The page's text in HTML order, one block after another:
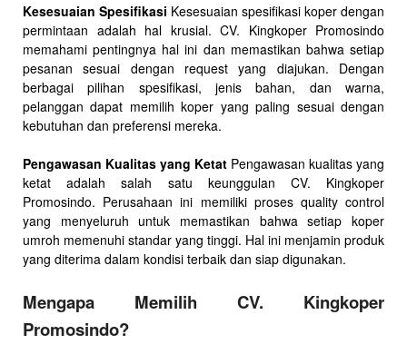
Kesesuaian Spesifikasi Kesesuaian spesifikasi koper dengan
permintaan adalah hal krusial. CV. Kingkoper Promosindo
memahami pentingnya hal ini dan memastikan bahwa setiap
pesanan sesuai dengan request yang diajukan. Dengan
berbagai pilihan spesifikasi, jenis bahan, dan warna,
pelanggan dapat memilih koper yang paling sesuai dengan
kebutuhan dan preferensi mereka.
Pengawasan Kualitas yang Ketat Pengawasan kualitas yang
ketat adalah salah satu keunggulan CV. Kingkoper
Promosindo. Perusahaan ini memiliki proses quality control
yang menyeluruh untuk memastikan bahwa setiap koper
umroh memenuhi standar yang tinggi. Hal ini menjamin produk
yang diterima dalam kondisi terbaik dan siap digunakan.
Mengapa Memilih CV. Kingkoper
Promosindo?